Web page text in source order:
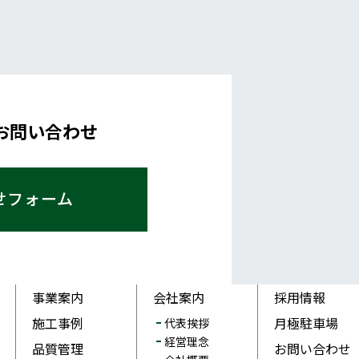
問い合わせ
フォーム
事業案内
施工事例
品質管理
会社案内
代表挨拶
経営理念
採用情報
月極駐車場
お問い合わせ